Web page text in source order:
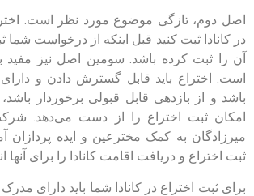
اصل دوم، تازگی موضوع مورد نظر است.
در کانادا ثبت کنید قبل اینکه از درخواست
آن را ثبت کرده باشد. سومین اصل نیز مفید
است. اختراع باید قابل گسترش دادن و دارای
باشد و از بازدهی قابل قبولی برخوردار
امکان ثبت اختراع را از دست می‌دهد.
میرزادگان به کمک مخترعین و ایده
ثبت اختراع و دریافت اقامت کانادا را برای آنها
برای ثبت اختراع در کانادا شما باید دارای